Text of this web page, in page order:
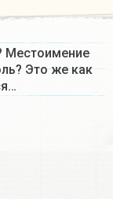
Местоимение
Это же как